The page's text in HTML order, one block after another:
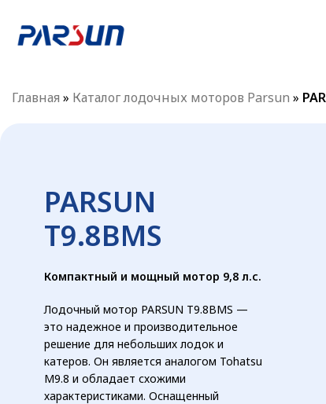
Главная » Каталог лодочных моторов Parsun »
PARSUN
T9.8BMS
Компактный и мощный мотор 9,8 л.с.
Лодочный мотор PARSUN T9.8BMS —
это надежное и производительное
решение для небольших лодок и
катеров. Он является аналогом Tohatsu
M9.8 и обладает схожими
характеристиками. Оснащенный